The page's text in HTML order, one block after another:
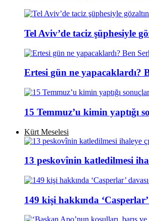
Tel Aviv’de taciz şüphesiyle
Ertesi gün ne yapacaklardı?
15 Temmuz’u kimin yaptığı
Kürt Meselesi
13 peskovînin katledilmesi
149 kişi hakkında ‘Casperlar’